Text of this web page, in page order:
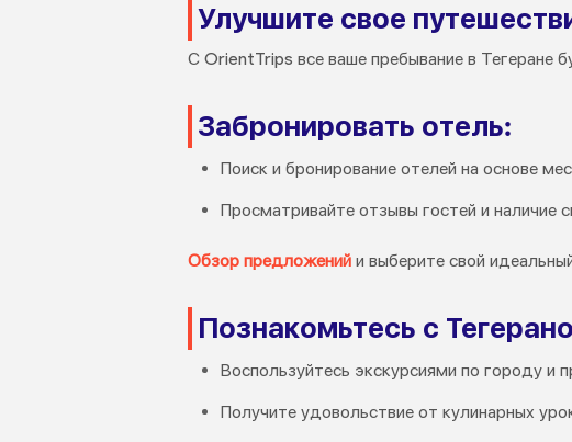
Улучшите свое
С OrientTrips все ваше пребывание в Тегеране
Забронировать отель:
Поиск и бронирование отелей на основе
Просматривайте отзывы гостей и наличие
Обзор предложений и выберите свой
Познакомьтесь с
Воспользуйтесь экскурсиями по городу и
Получите удовольствие от кулинарных